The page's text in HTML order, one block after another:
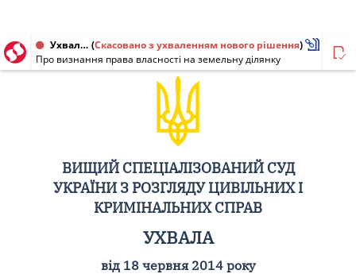
Ухвала від 18.06.2014 № 6-12658св14 (Скасовано з ухваленням нового рішення)
Про визнання права власності на земельну ділянку
ВИЩИЙ СПЕЦІАЛІЗОВАНИЙ СУД
УКРАЇНИ З РОЗГЛЯДУ ЦИВІЛЬНИХ І
КРИМІНАЛЬНИХ СПРАВ
УХВАЛА
від 18 червня 2014 року